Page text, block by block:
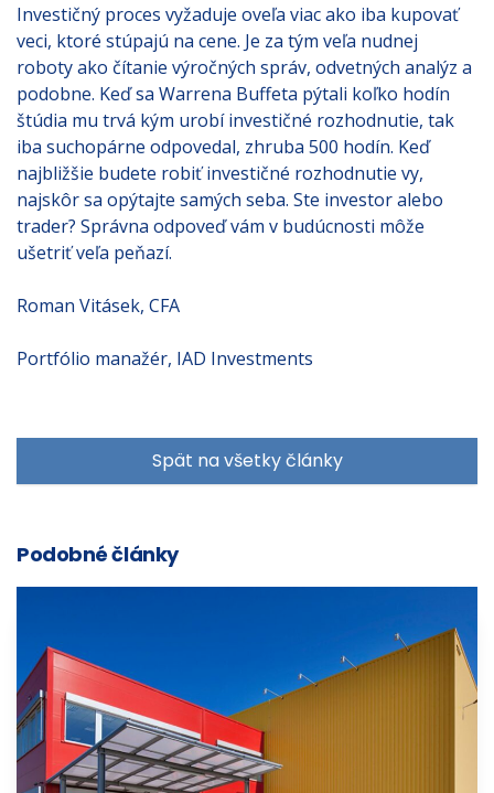
Investičný proces vyžaduje oveľa viac ako iba kupovať
veci, ktoré stúpajú na cene. Je za tým veľa nudnej
roboty ako čítanie výročných správ, odvetných analýz a
podobne. Keď sa Warrena Buffeta pýtali koľko hodín
štúdia mu trvá kým urobí investičné rozhodnutie, tak
iba suchopárne odpovedal, zhruba 500 hodín. Keď
najbližšie budete robiť investičné rozhodnutie vy,
najskôr sa opýtajte samých seba. Ste investor alebo
trader? Správna odpoveď vám v budúcnosti môže
ušetriť veľa peňazí.
Roman Vitásek, CFA
Portfólio manažér, IAD Investments
Spät na všetky články
Podobné články